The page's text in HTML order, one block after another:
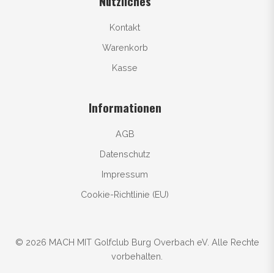
Kontakt
Warenkorb
Kasse
Informationen
AGB
Datenschutz
Impressum
Cookie-Richtlinie (EU)
© 2026 MACH MIT Golfclub Burg Overbach eV. Alle Rechte
vorbehalten.